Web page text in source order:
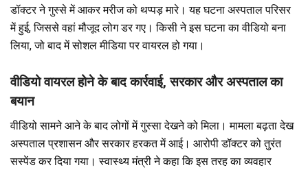
डॉक्टर ने गुस्से में आकर मरीज को थप्पड़ मारे। यह घटना अस्पताल परिसर
में हुई, जिससे वहां मौजूद लोग डर गए। किसी ने इस घटना का वीडियो बना
लिया, जो बाद में सोशल मीडिया पर वायरल हो गया।
वीडियो वायरल होने के बाद कार्रवाई, सरकार और अस्पताल का
बयान
वीडियो सामने आने के बाद लोगों में गुस्सा देखने को मिला। मामला बढ़ता देख
अस्पताल प्रशासन और सरकार हरकत में आई। आरोपी डॉक्टर को तुरंत
सस्पेंड कर दिया गया। स्वास्थ्य मंत्री ने कहा कि इस तरह का व्यवहार